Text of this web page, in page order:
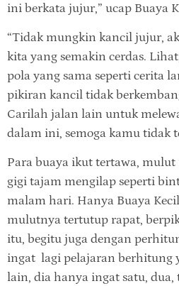
ini berkata jujur,” ucap Buaya
“Tidak mungkin kancil jujur,
kita yang semakin cerdas.
pola yang sama seperti cerita
pikiran kancil tidak
Carilah jalan lain untuk
dalam ini, semoga kamu tidak
Para buaya ikut tertawa,
gigi tajam mengilap seperti
malam hari. Hanya Buaya
mulutnya tertutup rapat,
itu, begitu juga dengan
ingat lagi pelajaran berhitung
lain, dia hanya ingat satu, dua,